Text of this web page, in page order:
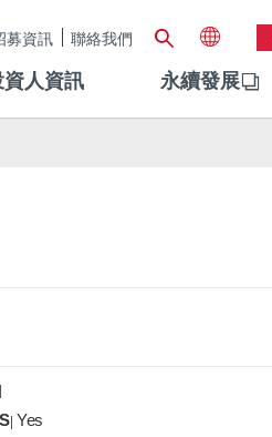
募資訊 聯絡我們
人資訊 永續發展
| Yes